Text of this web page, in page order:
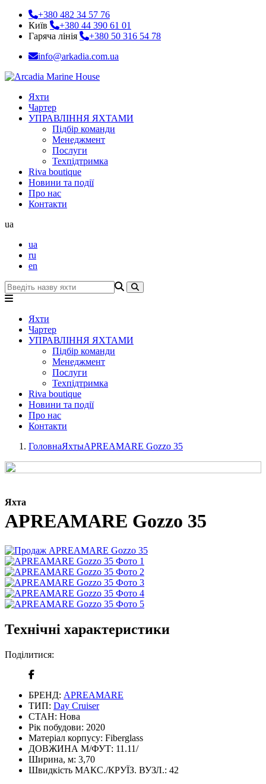
+380 482 34 57 76
Київ
+380 44 390 61 01
Гаряча лінія
+380 50 316 54 78
info@arkadia.com.ua
Яхти
Чартер
УПРАВЛІННЯ ЯХТАМИ
Підбір команди
Менеджмент
Послуги
Техпідтримка
Riva boutique
Новини та події
Про нас
Контакти
ua
ua
ru
en
Яхти
Чартер
УПРАВЛІННЯ ЯХТАМИ
Підбір команди
Менеджмент
Послуги
Техпідтримка
Riva boutique
Новини та події
Про нас
Контакти
ГоловнаЯхтыAPREAMARE Gozzo 35
Яхта
APREAMARE Gozzo 35
Технічні характеристики
Поділитися:
БРЕНД: APREAMARE
ТИП: Day Cruiser
СТАН: Нова
Рік побудови: 2020
Матеріал корпусу: Fiberglass
ДОВЖИНА М/ФУТ: 11.11/
Ширина, м: 3,70
Швидкість МАКС./КРУЇЗ. ВУЗЛ.: 42